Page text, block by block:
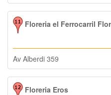
Floreria el Ferrocarril
Av Alberdi 359
Floreria Eros